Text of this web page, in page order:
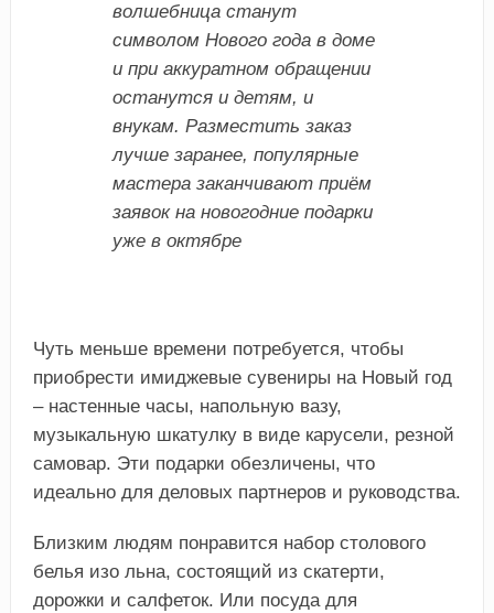
волшебница станут
символом Нового года в доме
и при аккуратном обращении
останутся и детям, и
внукам. Разместить заказ
лучше заранее, популярные
мастера заканчивают приём
заявок на новогодние подарки
уже в октябре
Чуть меньше времени потребуется, чтобы
приобрести имиджевые сувениры на Новый год
– настенные часы, напольную вазу,
музыкальную шкатулку в виде карусели, резной
самовар. Эти подарки обезличены, что
идеально для деловых партнеров и руководства.
Близким людям понравится набор столового
белья изо льна, состоящий из скатерти,
дорожки и салфеток. Или посуда для